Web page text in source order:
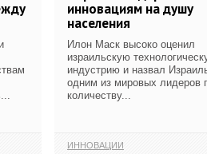
инновациям на душу
населения
Илон Маск высоко оценил
израильскую
индустрию и назвал
одним из мировых лидеров
количеству...
ИННОВАЦИИ